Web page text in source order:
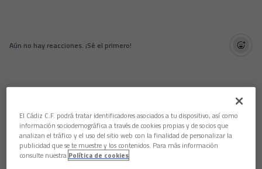
Aún no hay reacciones. ¡Sé el primero!
El Cádiz C.F. podrá tratar identificadores asociados a tu dispositivo, así como
información sociodemográfica a través de cookies propias y de socios que
analizan el tráfico y el uso del sitio web con la finalidad de personalizar la
publicidad que se te muestre y los contenidos. Para más información
consulte nuestra Política de cookies